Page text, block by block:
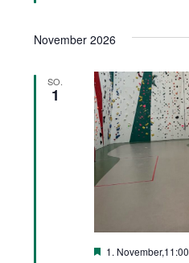
November 2026
SO.
1
Hervorgehoben
1. November,11:00